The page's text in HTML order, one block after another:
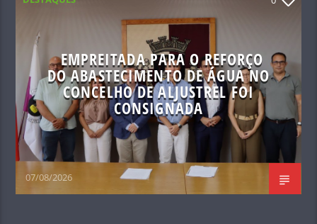
EMPREITADA PARA O REFORÇO
DO ABASTECIMENTO DE ÁGUA NO
CONCELHO DE ALJUSTREL FOI
CONSIGNADA
07/08/2026